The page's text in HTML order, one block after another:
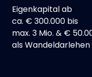
Eigenkapital ab
ca. € 300.000 bis
max. 3 Mio. & €
als Wandeldarlehen